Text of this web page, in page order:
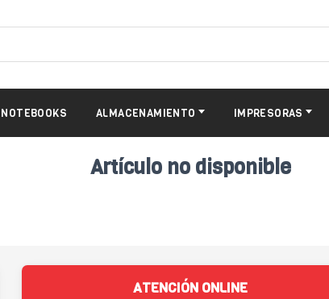
NOTEBOOKS ALMACENAMIENTO IMPRESORAS
Artículo no disponible
ATENCIÓN ONLINE